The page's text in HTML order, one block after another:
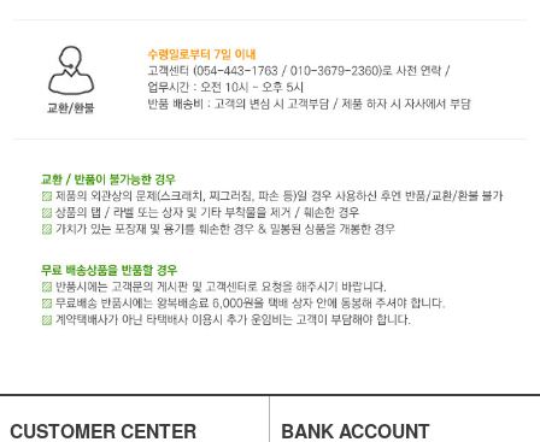
CUSTOMER CENTER BANK ACCOUNT